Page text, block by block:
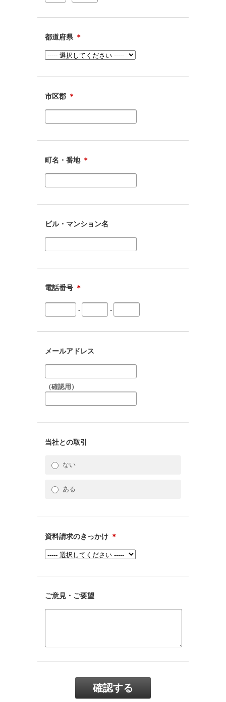
都道府県 ＊
市区郡 ＊
町名・番地 ＊
ビル・マンション名
電話番号 ＊
- -
メールアドレス
（確認用）
当社との取引
ない
ある
資料請求のきっかけ ＊
ご意見・ご要望